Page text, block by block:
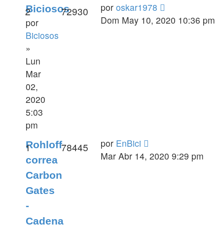
Biciosos
por
Biciosos
»
Lun
Mar
02,
2020
5:03
pm
2 72930 por oskar1978
Dom May 10, 2020 10:36 pm
Rohloff
correa
Carbon
Gates
-
Cadena
1 78445 por EnBici
Mar Abr 14, 2020 9:29 pm